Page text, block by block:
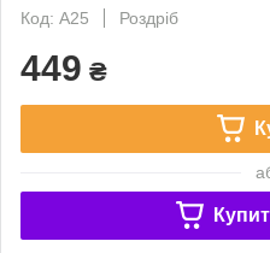
Код: A25
Роздріб
449 ₴